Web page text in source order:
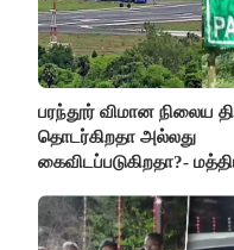
பரந்தூர் விமான நிலைய
தொடர்கிறதா அல்லது
கைவிடப்படுகிறதா?-